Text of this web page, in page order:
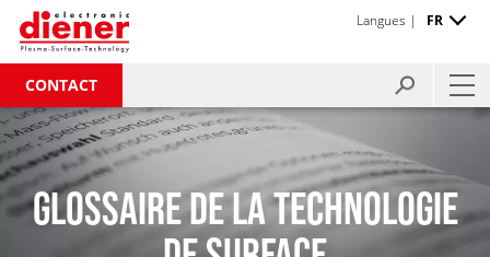
CONTACT
Langues | FR
GLOSSAIRE DE LA TECHNOLOGIE